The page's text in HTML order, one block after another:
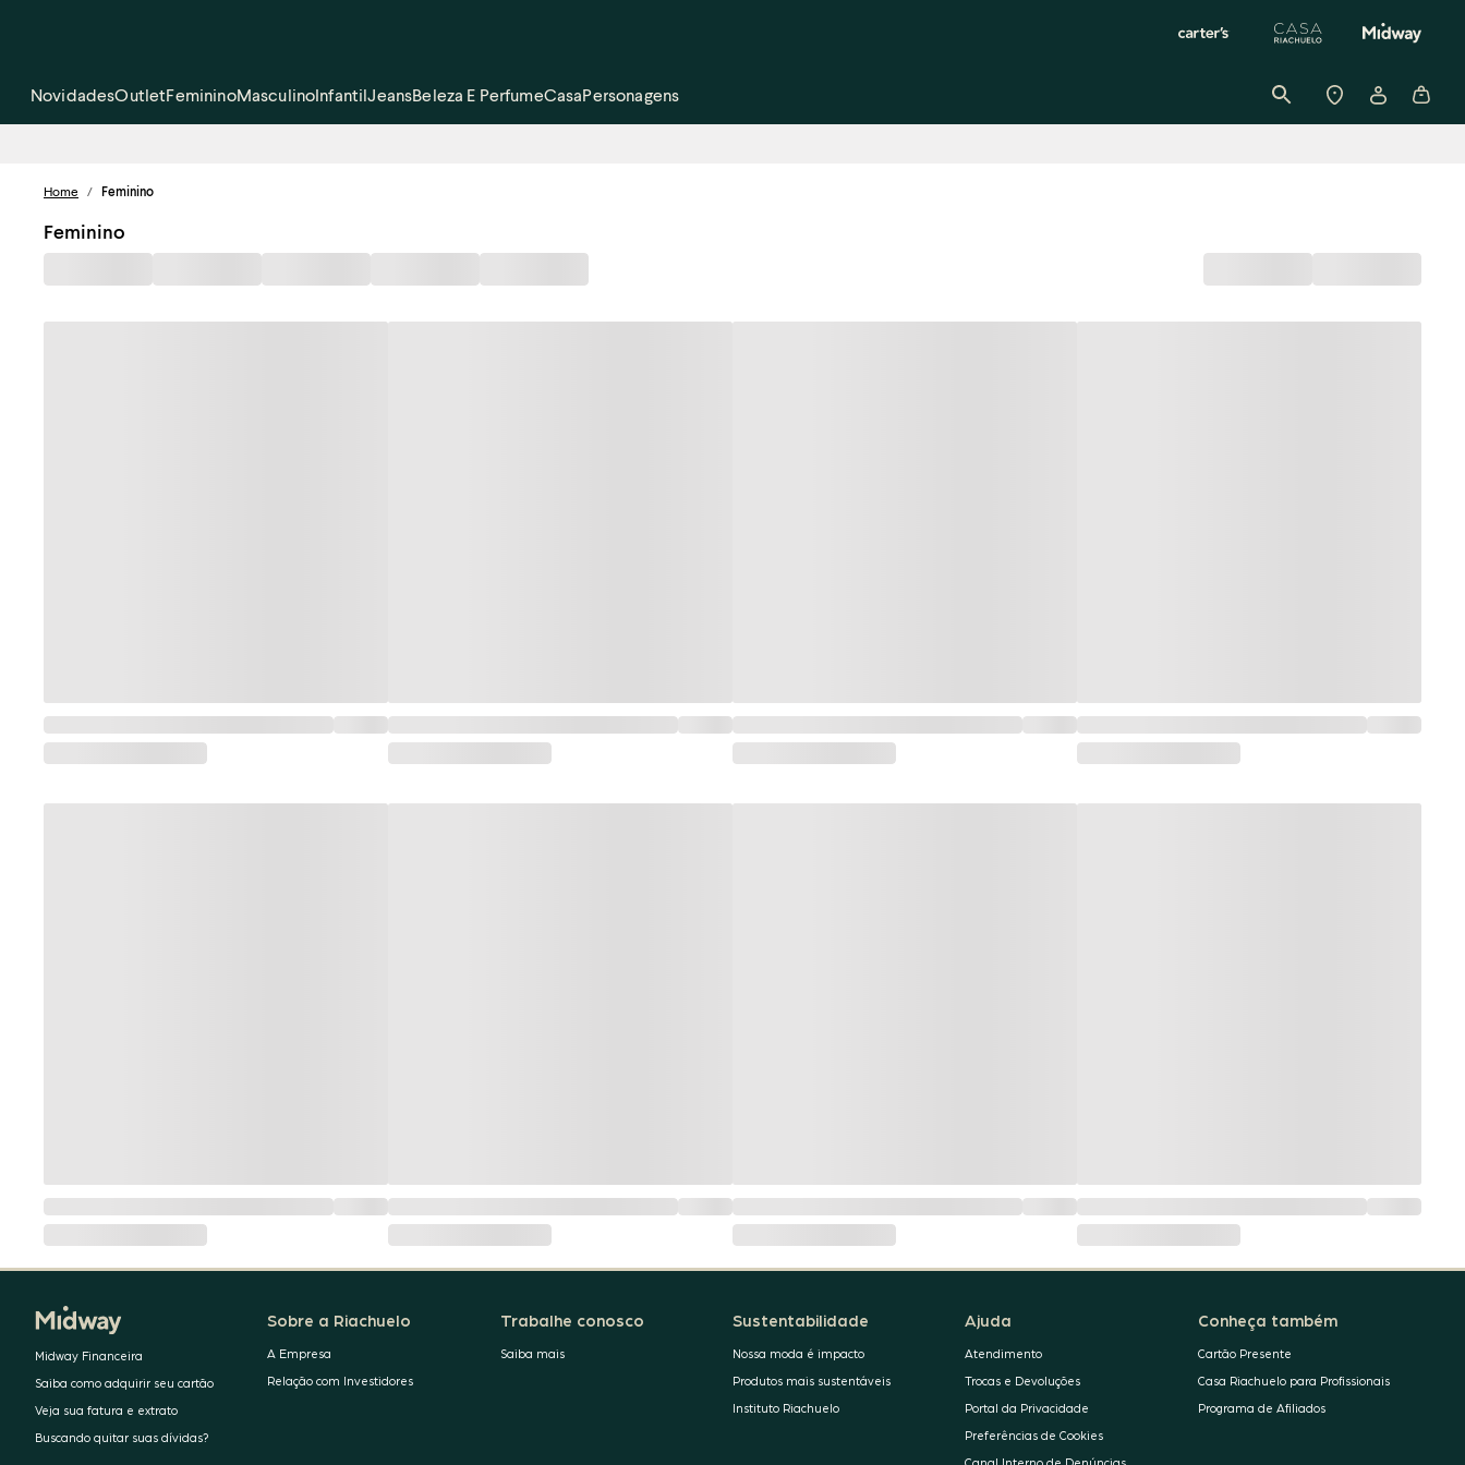
NovidadesOutletFemininoMasculinoInfantilJeansBeleza E PerfumeCasaPersonagens
Home / Feminino
Feminino
Midway Financeira
Saiba como adquirir seu cartão
Veja sua fatura e extrato
Buscando quitar suas dívidas?
Sobre a Riachuelo
A Empresa
Relação com Investidores
Trabalhe conosco
Saiba mais
Sustentabilidade
Nossa moda é impacto
Produtos mais sustentáveis
Instituto Riachuelo
Ajuda
Atendimento
Trocas e Devoluções
Portal da Privacidade
Preferências de Cookies
Conheça também
Cartão Presente
Casa Riachuelo para Profissionais
Programa de Afiliados